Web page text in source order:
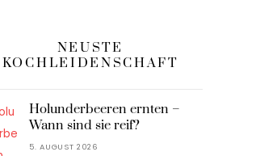
NEUSTE
KOCHLEIDENSCHAFT
Holunderbeeren ernten –
Wann sind sie reif?
5. AUGUST 2026